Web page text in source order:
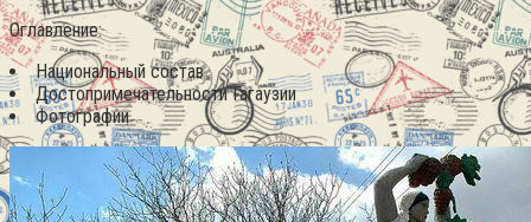
Оглавление:
Национальный состав
Достопримечательности Гагаузии
Фотографии